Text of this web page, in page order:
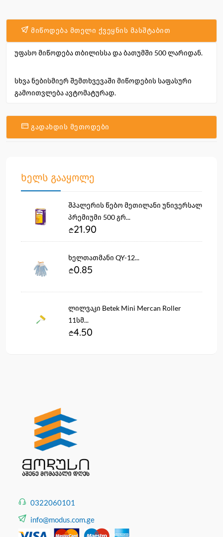
მიწოდება მთელი ქვეყნის მასშტაბით
უფასო მიწოდება თბილისსა და ბათუმში 500 ლარიდან.
სხვა ნებისმიერ შემთხვევაში მიწოდების საფასური
გამოითვლება ავტომატურად.
გადახდის მეთოდები
ხელს გააყოლე
შპალერის წებო მეთილანი უნივერსალ
პრემიუმი 500 გრ...
21.90
ხელთათმანი QY-12...
0.85
ლილვაკი Betek Mini Mercan Roller
11სმ...
4.50
0322060101
info@modus.com.ge